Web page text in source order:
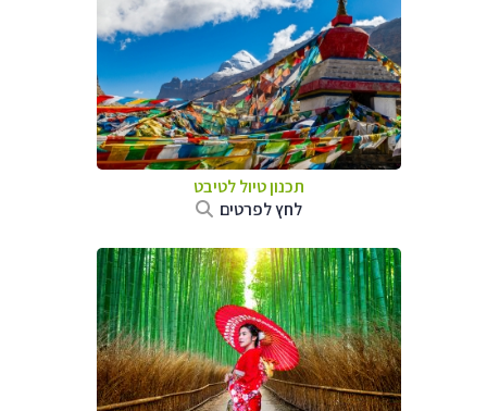
תכנון טיוללטיבט
לחץ לפרטים